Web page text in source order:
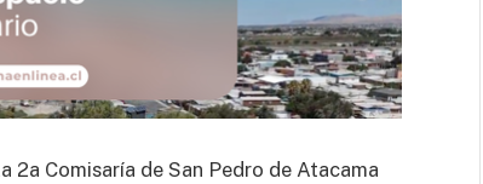
2a Comisaría de San Pedro de Atacama